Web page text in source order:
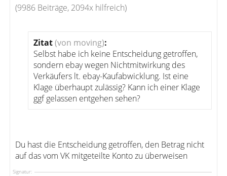
(9986 Beiträge, 2094x hilfreich)
Zitat(von moving):
Selbst habe ich keine Entscheidung getroffen,
sondern ebay wegen Nichtmitwirkung des
Verkäufers lt. ebay-Kaufabwicklung. Ist eine
Klage überhaupt zulässig? Kann ich einer Klage
ggf gelassen entgehen sehen?
Du hast die Entscheidung getroffen, den Betrag nicht
auf das vom VK mitgeteilte Konto zu überweisen
Signatur: